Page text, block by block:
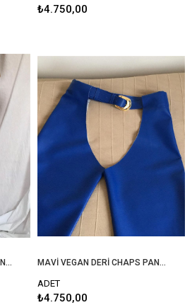
₺4.750,00
NUDE VEGAN DERİ CHAPS PANTOLON MAVİ VEGAN DERİ CHAPS PANTOLON
ADET
₺4.750,00